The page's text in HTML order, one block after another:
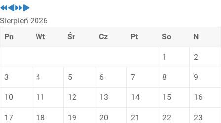
Sierpień 2026
Pn
Wt Śr Cz Pt So N
1 2
3 4 5 6 7 8 9
10 11 12 13 14 15 16
17 18 19 20 21 22 23